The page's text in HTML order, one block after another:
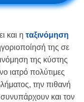
και η ταξινόμηση
της σε
της κύστης
ιατρό πολύτιμες
την πιθανή
και τον